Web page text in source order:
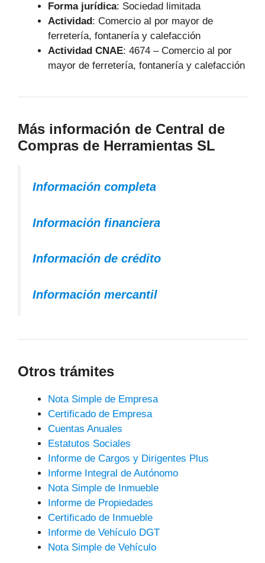
Forma jurídica: Sociedad limitada
Actividad: Comercio al por mayor de
ferretería, fontanería y calefacción
Actividad CNAE: 4674 – Comercio al por
mayor de ferretería, fontanería y calefacción
Más información de Central de
Compras de Herramientas SL
Información completa
Información financiera
Información de crédito
Información mercantil
Otros trámites
Nota Simple de Empresa
Certificado de Empresa
Cuentas Anuales
Estatutos Sociales
Informe de Cargos y Dirigentes Plus
Informe Integral de Autónomo
Nota Simple de Inmueble
Informe de Propiedades
Certificado de Inmueble
Informe de Vehículo DGT
Nota Simple de Vehículo